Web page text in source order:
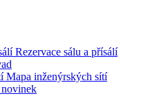
Rezervace sálu a přísálí
Mapa inženýrských sítí